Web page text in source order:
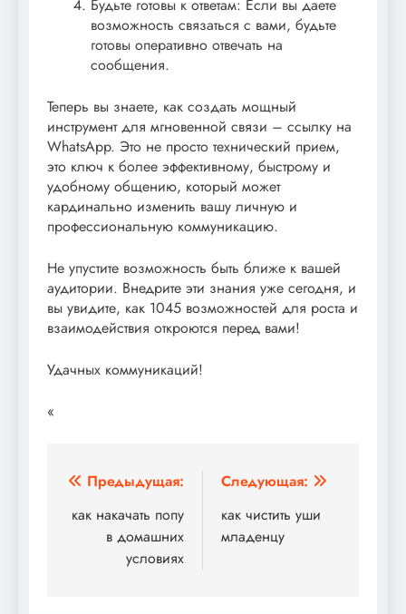
Будьте готовы к ответам: Если вы даете
возможность связаться с вами, будьте
готовы оперативно отвечать на
сообщения.
Теперь вы знаете, как создать мощный
инструмент для мгновенной связи – ссылку на
WhatsApp. Это не просто технический прием,
это ключ к более эффективному, быстрому и
удобному общению, который может
кардинально изменить вашу личную и
профессиональную коммуникацию.
Не упустите возможность быть ближе к вашей
аудитории. Внедрите эти знания уже сегодня, и
вы увидите, как 1045 возможностей для роста и
взаимодействия откроются перед вами!
Удачных коммуникаций!
«
Навигация
по
записям
Предыдущая:
как накачать попу
в домашних
условиях
Следующая:
как чистить уши
младенцу